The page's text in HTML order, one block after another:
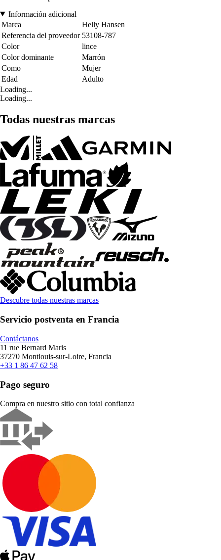
Información adicional
Marca
Helly Hansen
Referencia del proveedor 53108-787
Color
lince
Color dominante
Marrón
Como
Mujer
Edad
Adulto
Loading...
Loading...
Todas nuestras marcas
Descubre todas nuestras marcas
Servicio postventa en Francia
Contáctanos
11 rue Bernard Maris
37270 Montlouis-sur-Loire, Francia
+33 1 86 47 62 58
Pago seguro
Compra en nuestro sitio con total confianza